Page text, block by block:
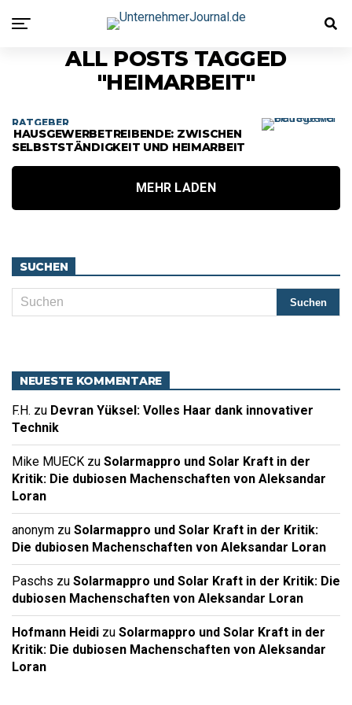
ALL POSTS TAGGED
"HEIMARBEIT"
RATGEBER
HAUSGEWERBETREIBENDE: ZWISCHEN
SELBSTSTÄNDIGKEIT UND HEIMARBEIT
MEHR LADEN
SUCHEN
NEUESTE KOMMENTARE
F.H. zu Devran Yüksel: Volles Haar dank innovativer
Technik
Mike MUECK zu Solarmappro und Solar Kraft in der
Kritik: Die dubiosen Machenschaften von Aleksandar
Loran
anonym zu Solarmappro und Solar Kraft in der Kritik:
Die dubiosen Machenschaften von Aleksandar Loran
Paschs zu Solarmappro und Solar Kraft in der Kritik: Die
dubiosen Machenschaften von Aleksandar Loran
Hofmann Heidi zu Solarmappro und Solar Kraft in der
Kritik: Die dubiosen Machenschaften von Aleksandar
Loran